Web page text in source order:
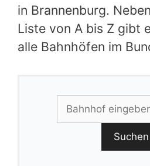
in Brannenburg.
Liste von A bis Z gibt
alle Bahnhöfen im
Suchen